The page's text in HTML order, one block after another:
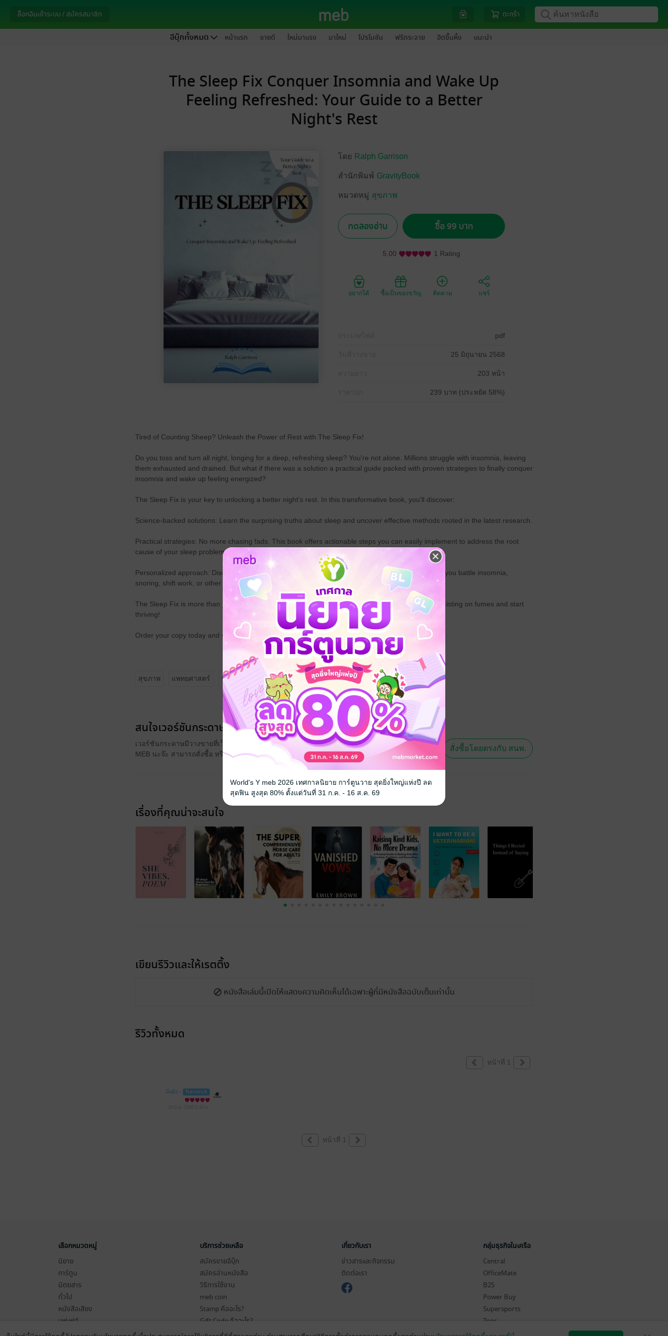
ล็อกอินเข้าระบบ / สมัครสมาชิก ตะกร้า
อีบุ๊กทั้งหมด หน้าแรก ขายดี ใหม่มาแรง มาใหม่ โปรโมชัน ฟรีกระจาย ฮิตขึ้นหิ้ง แนะนำ
The Sleep Fix Conquer Insomnia and Wake Up
Feeling Refreshed: Your Guide to a Better
Night's Rest
โดย Ralph Garrison
สำนักพิมพ์ GravityBook
หมวดหมู่ สุขภาพ
ทดลองอ่าน ซื้อ 99 บาท
5.00 1 Rating
อยากได้ ซื้อเป็นของขวัญ ติดตาม แชร์
pdf
25 มิถุนายน 2568
203 หน้า
239 บาท (ประหยัด 58%)
Tired of Counting Sheep? Unleash the Power of Rest with The Sleep Fix!
Do you toss and turn all night, longing for a deep, refreshing sleep? You're not alone. Millions struggle with insomnia, leaving
them exhausted and drained. But what if there was a solution a practical guide packed with proven strategies to finally conquer
insomnia and wake up feeling energized?
The Sleep Fix is your key to unlocking a better night's rest. In this transformative book, you'll discover:
Science-backed solutions: Learn the surprising truths about sleep and uncover effective methods rooted in the latest research.
Practical strategies: No more chasing fads. This book offers actionable steps you can easily implement to address the root
cause of your sleep problems.
Personalized approach: Discover a variety of techniques to find what works best for YOU, whether you battle insomnia,
snoring, shift work, or other sleep disruptors.
The Sleep Fix is more than just a sleep book. It's your roadmap to a healthier, happier you. Stop existing on fumes and start
thriving!
Order your copy today and wake up to a brighter, more rested tomorrow!
สุขภาพ แพทยศาสตร์ ชะลอวัย สุขภาพกาย สุขภาพจิต
สนใจเวอร์ชันกระดาษ เชิญทางนี้!
เวอร์ชันกระดาษมีวางขายที่เว็บไซต์สำนักพิมพ์ จะไม่มีขายโดย
MEB นะจ๊ะ สามารถสั่งซื้อ หรือติดต่อคนขายโดยตรงเลยจ้ะ
สั่งซื้อโดยตรงกับ สนพ.
เรื่องที่คุณน่าจะสนใจ
เขียนรีวิวและให้เรตติ้ง
หนังสือเล่มนี้เปิดให้แสดงความคิดเห็นได้เฉพาะผู้ที่มีหนังสือฉบับเต็มเท่านั้น
รีวิวทั้งหมด
หน้าที่ 1
มีแล้ว - Nanaruk
หน้าที่ 1
เลือกหมวดหมู่
นิยาย
การ์ตูน
นิตยสาร
ทั่วไป
หนังสือเสียง
บุฟเฟต์
บริการช่วยเหลือ
สมัครขายอีบุ๊ก
สมัครอ่านหนังสือ
วิธีการใช้งาน
meb coin
Stamp คืออะไร?
Gift Code คืออะไร?
เงื่อนไขในการใช้บริการ
เกี่ยวกับเรา
ข่าวสารและกิจกรรม
ติดต่อเรา
กลุ่มธุรกิจในเครือ
Central
OfficeMate
B2S
Power Buy
Supersports
Tops
Hytexts
World's Y meb 2026 เทศกาลนิยาย การ์ตูนวาย สุดยิ่งใหญ่แห่งปี ลด
สุดฟิน สูงสุด 80% ตั้งแต่วันที่ 31 ก.ค. - 16 ส.ค. 69